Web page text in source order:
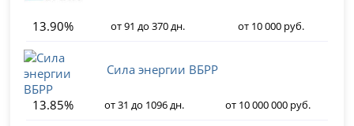
13.90% от 91 до 370 дн. от 10 000 руб.
Сила энергии ВБРР
13.85% от 31 до 1096 дн. от 10 000 000 руб.